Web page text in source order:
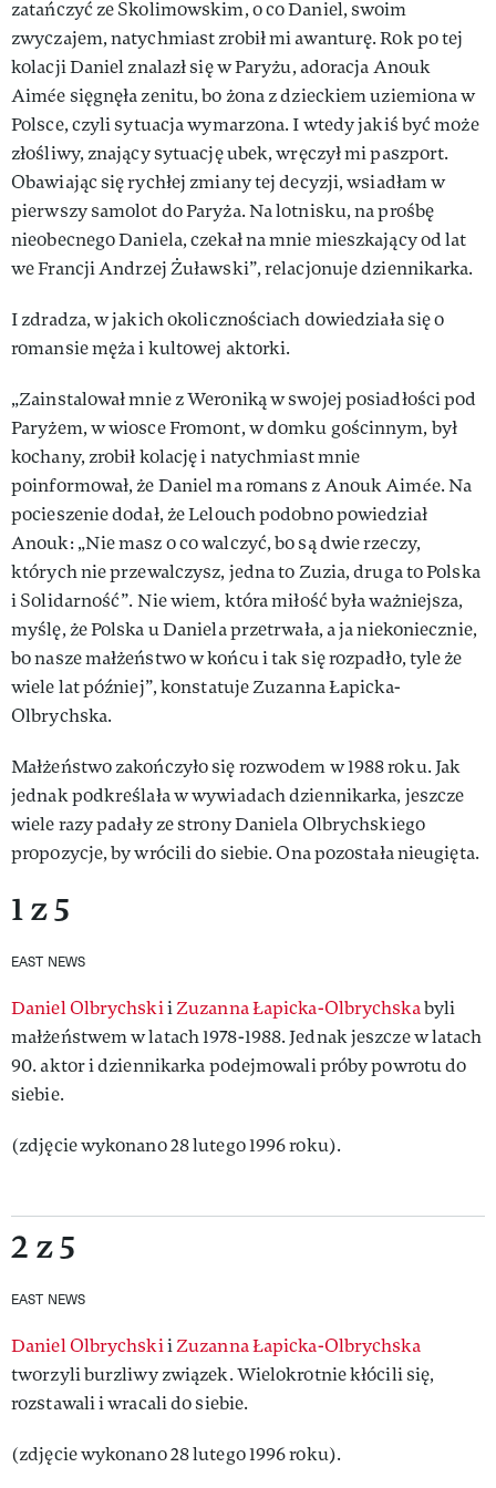
zatańczyć ze Skolimowskim, o co Daniel, swoim
zwyczajem, natychmiast zrobił mi awanturę. Rok po tej
kolacji Daniel znalazł się w Paryżu, adoracja Anouk
Aimée sięgnęła zenitu, bo żona z dzieckiem uziemiona w
Polsce, czyli sytuacja wymarzona. I wtedy jakiś być może
złośliwy, znający sytuację ubek, wręczył mi paszport.
Obawiając się rychłej zmiany tej decyzji, wsiadłam w
pierwszy samolot do Paryża. Na lotnisku, na prośbę
nieobecnego Daniela, czekał na mnie mieszkający od lat
we Francji Andrzej Żuławski”, relacjonuje dziennikarka.
I zdradza, w jakich okolicznościach dowiedziała się o
romansie męża i kultowej aktorki.
„Zainstalował mnie z Weroniką w swojej posiadłości pod
Paryżem, w wiosce Fromont, w domku gościnnym, był
kochany, zrobił kolację i natychmiast mnie
poinformował, że Daniel ma romans z Anouk Aimée. Na
pocieszenie dodał, że Lelouch podobno powiedział
Anouk: „Nie masz o co walczyć, bo są dwie rzeczy,
których nie przewalczysz, jedna to Zuzia, druga to Polska
i Solidarność”. Nie wiem, która miłość była ważniejsza,
myślę, że Polska u Daniela przetrwała, a ja niekoniecznie,
bo nasze małżeństwo w końcu i tak się rozpadło, tyle że
wiele lat później”, konstatuje Zuzanna Łapicka-
Olbrychska.
Małżeństwo zakończyło się rozwodem w 1988 roku. Jak
jednak podkreślała w wywiadach dziennikarka, jeszcze
wiele razy padały ze strony Daniela Olbrychskiego
propozycje, by wrócili do siebie. Ona pozostała nieugięta.
1 z 5
EAST NEWS
Daniel OlbrychskiiZuzanna Łapicka-Olbrychskabyli
małżeństwem w latach 1978-1988. Jednak jeszcze w latach
90. aktor i dziennikarka podejmowali próby powrotu do
siebie.
(zdjęcie wykonano 28 lutego 1996 roku).
2 z 5
EAST NEWS
Daniel OlbrychskiiZuzanna Łapicka-Olbrychska
tworzyli burzliwy związek. Wielokrotnie kłócili się,
rozstawali i wracali do siebie.
(zdjęcie wykonano 28 lutego 1996 roku).